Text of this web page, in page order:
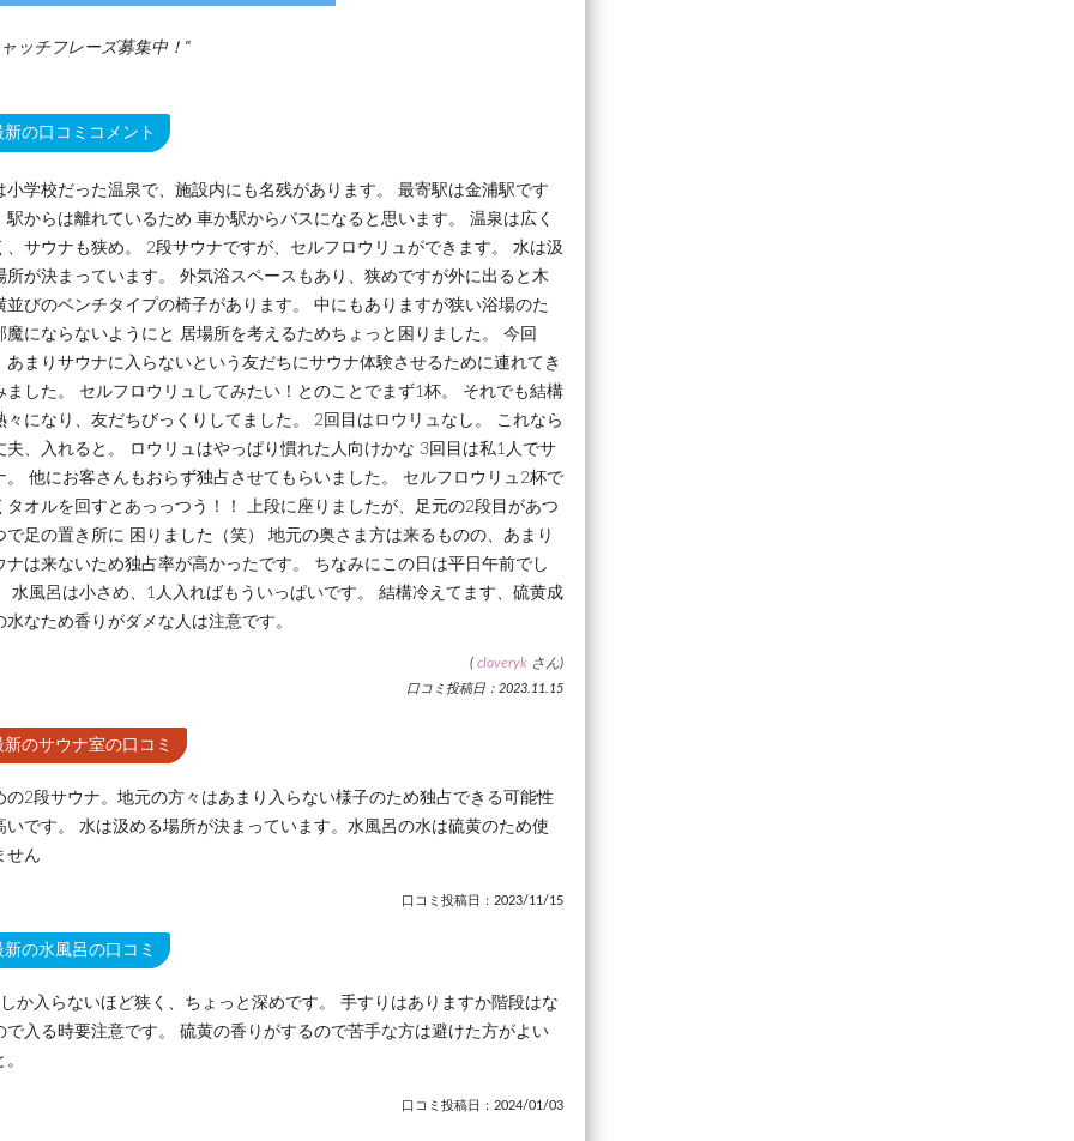
ッチフレーズ募集中！
新の口コミコメント
小学校だった温泉で、施設内にも名残があります。 最寄駅は金浦駅です
駅からは離れているため 車か駅からバスになると思います。 温泉は広く
、サウナも狭め。 2段サウナですが、セルフロウリュができます。 水は汲
所が決まっています。 外気浴スペースもあり、狭めですが外に出ると木
並びのベンチタイプの椅子があります。 中にもありますが狭い浴場のた
魔にならないようにと 居場所を考えるためちょっと困りました。 今回
あまりサウナに入らないという友だちにサウナ体験させるために連れてき
ました。 セルフロウリュしてみたい！とのことでまず1杯。 それでも結構
々になり、友だちびっくりしてました。 2回目はロウリュなし。 これなら
夫、入れると。 ロウリュはやっぱり慣れた人向けかな 3回目は私1人でサ
。 他にお客さんもおらず独占させてもらいました。 セルフロウリュ2杯で
タオルを回すとあっっつう！！ 上段に座りましたが、足元の2段目があつ
で足の置き所に 困りました（笑） 地元の奥さま方は来るものの、あまり
ナは来ないため独占率が高かったです。 ちなみにこの日は平日午前でし
水風呂は小さめ、1人入ればもういっぱいです。 結構冷えてます、硫黄成
水なため香りがダメな人は注意です。
( cloveryk さん)
口コミ投稿日：2023.11.15
新のサウナ室の口コミ
の2段サウナ。地元の方々はあまり入らない様子のため独占できる可能性
いです。 水は汲める場所が決まっています。水風呂の水は硫黄のため使
せん
口コミ投稿日：2023/11/15
新の水風呂の口コミ
か入らないほど狭く、ちょっと深めです。 手すりはありますか階段はな
で入る時要注意です。 硫黄の香りがするので苦手な方は避けた方がよい
口コミ投稿日：2024/01/03